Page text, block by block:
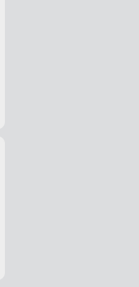
rá
a
az ’56-os
– mondják
– a
ban